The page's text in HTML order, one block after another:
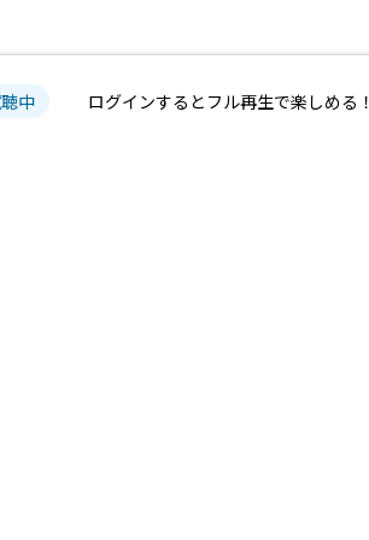
中 ログインするとフル再生で楽しめる！